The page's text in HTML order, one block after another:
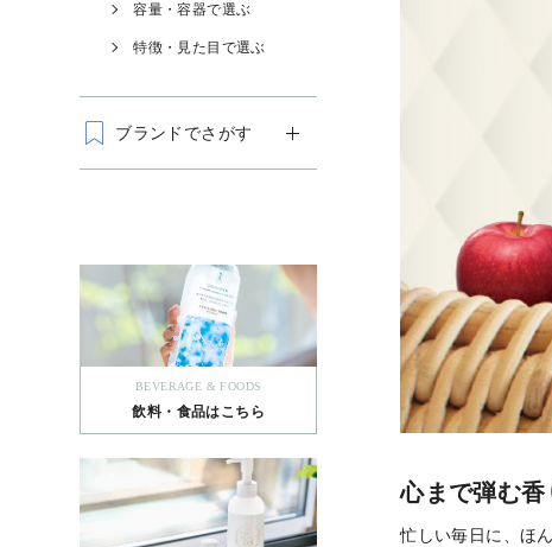
容量・容器で選ぶ
特徴・見た目で選ぶ
ブランドでさがす
BEVERAGE & FOODS
飲料・食品はこちら
心まで弾む
忙しい毎日に、ほ